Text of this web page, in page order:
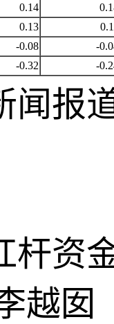
0.14
0.13
-0.08
-
-0.32 -
闻报
杆资
越囡